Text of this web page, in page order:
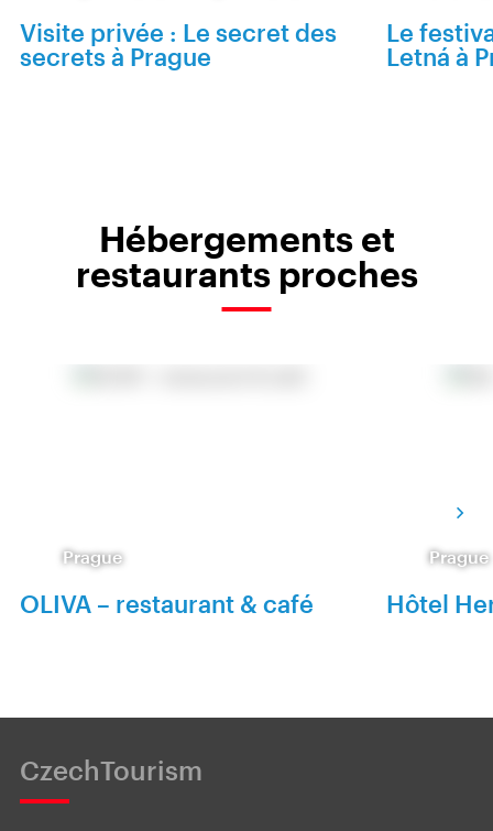
Visite privée : Le secret des
secrets à Prague
Le
Letná à
Hébergements et
restaurants proches
Prague
OLIVA – restaurant & café
Prague
Hôtel
CzechTourism